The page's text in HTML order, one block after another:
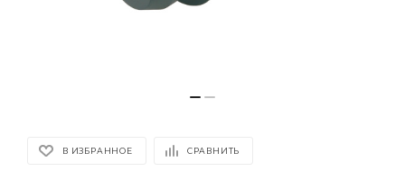
В ИЗБРАННОЕ СРАВНИТЬ